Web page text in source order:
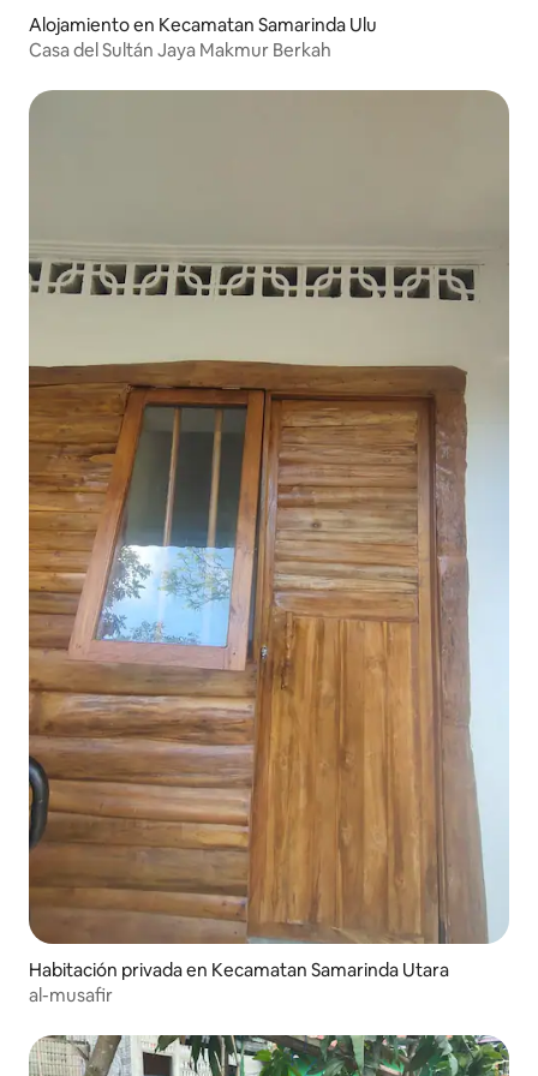
Alojamiento en Kecamatan Samarinda Ulu
Casa del Sultán Jaya Makmur Berkah
Habitación privada en Kecamatan Samarinda Utara
al-musafir